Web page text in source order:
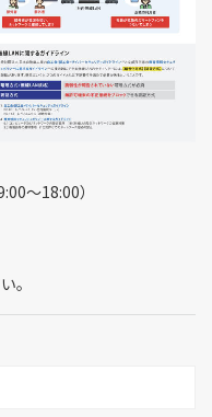
〜18:00）
。